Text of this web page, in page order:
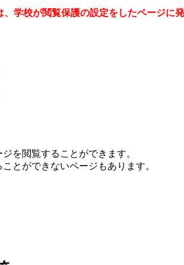
学校が閲覧保護の設定をしたページに
を閲覧することができます。
とができないページもあります。